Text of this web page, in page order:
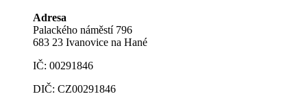
Adresa
Palackého náměstí 796
683 23 Ivanovice na Hané
IČ: 00291846
DIČ: CZ00291846